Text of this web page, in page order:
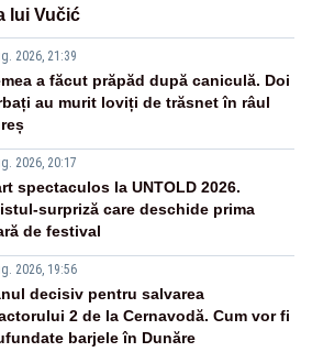
lui Vučić
2026, 21:39
a făcut prăpăd după caniculă. Doi
au murit loviți de trăsnet în râul
2026, 20:17
spectaculos la UNTOLD 2026.
surpriză care deschide prima
de festival
2026, 19:56
decisiv pentru salvarea
2 de la Cernavodă. Cum vor fi
barjele în Dunăre